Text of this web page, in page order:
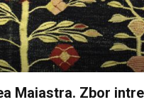
Maiastra. Zbor intre